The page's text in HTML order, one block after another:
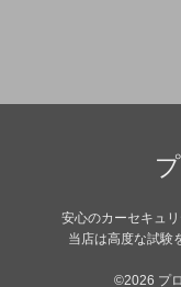
安心のカーセキュ
当店は高度な試験
©2026 プ